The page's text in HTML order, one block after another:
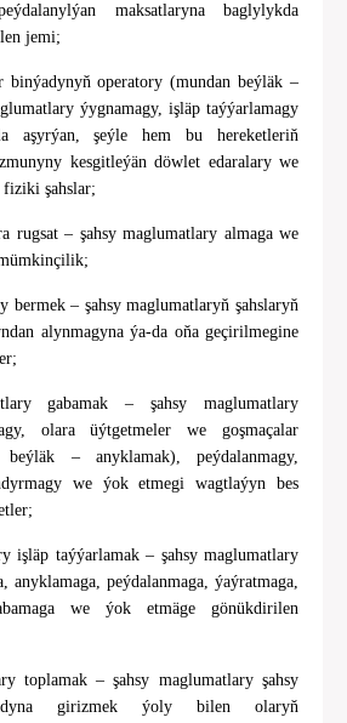
maksatlaryna baglylykda
jemi;
binýadynyň operatory (mundan beýläk ‒
ýygnamagy, işläp taýýarlamagy
aşyrýan, şeýle hem bu hereketleriň
kesgitleýän döwlet edaralary we
şahslar;
rugsat – şahsy maglumatlary almaga we
bermek – şahsy maglumatlaryň şahslaryň
alynmagyna ýa-da oňa geçirilmegine
gabamak – şahsy maglumatlary
olara üýtgetmeler we goşmaçalar
– anyklamak), peýdalanmagy,
we ýok etmegi wagtlaýyn bes
işläp taýýarlamak – şahsy maglumatlary
anyklamaga, peýdalanmaga, ýaýratmaga,
we ýok etmäge gönükdirilen
toplamak – şahsy maglumatlary şahsy
girizmek ýoly bilen olaryň